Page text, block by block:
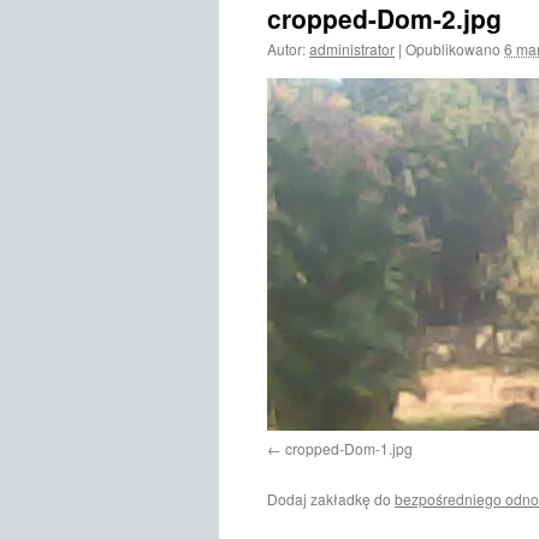
treści
cropped-Dom-2.jpg
Autor:administrator | Opublikowano 6
cropped-Dom-1.jpg
Dodaj zakładkę do bezpośredniego